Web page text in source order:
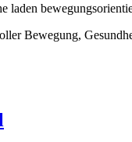
laden
Bewegung,